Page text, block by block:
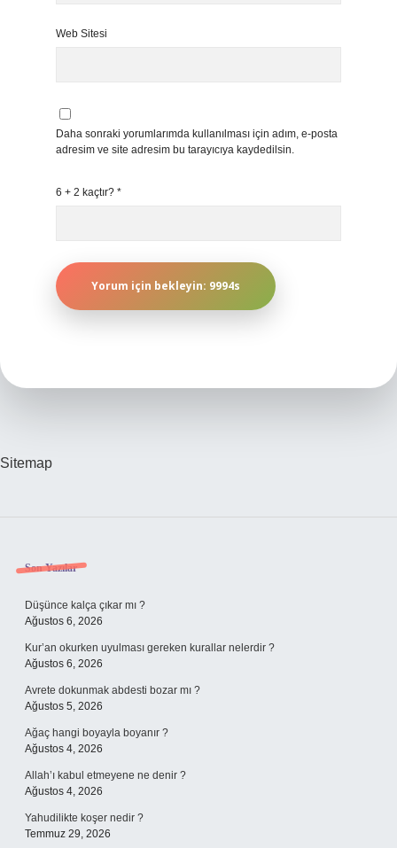
Web Sitesi
Daha sonraki yorumlarımda kullanılması için adım, e-posta
adresim ve site adresim bu tarayıcıya kaydedilsin.
6 + 2 kaçtır? *
Sitemap
Sidebar
Son Yazılar
Düşünce kalça çıkar mı ?
Ağustos 6, 2026
Kur’an okurken uyulması gereken kurallar nelerdir ?
Ağustos 6, 2026
Avrete dokunmak abdesti bozar mı ?
Ağustos 5, 2026
Ağaç hangi boyayla boyanır ?
Ağustos 4, 2026
Allah’ı kabul etmeyene ne denir ?
Ağustos 4, 2026
Yahudilikte koşer nedir ?
Temmuz 29, 2026